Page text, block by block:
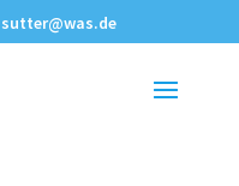
sutter@was.de